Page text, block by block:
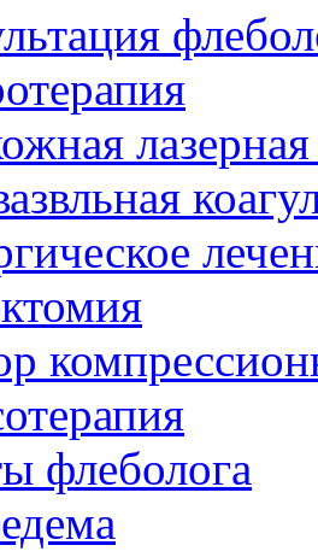
флеболога